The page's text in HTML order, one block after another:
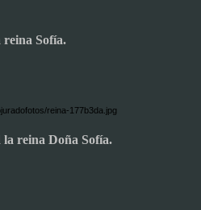
reina Sofía.
la reina Doña Sofía.